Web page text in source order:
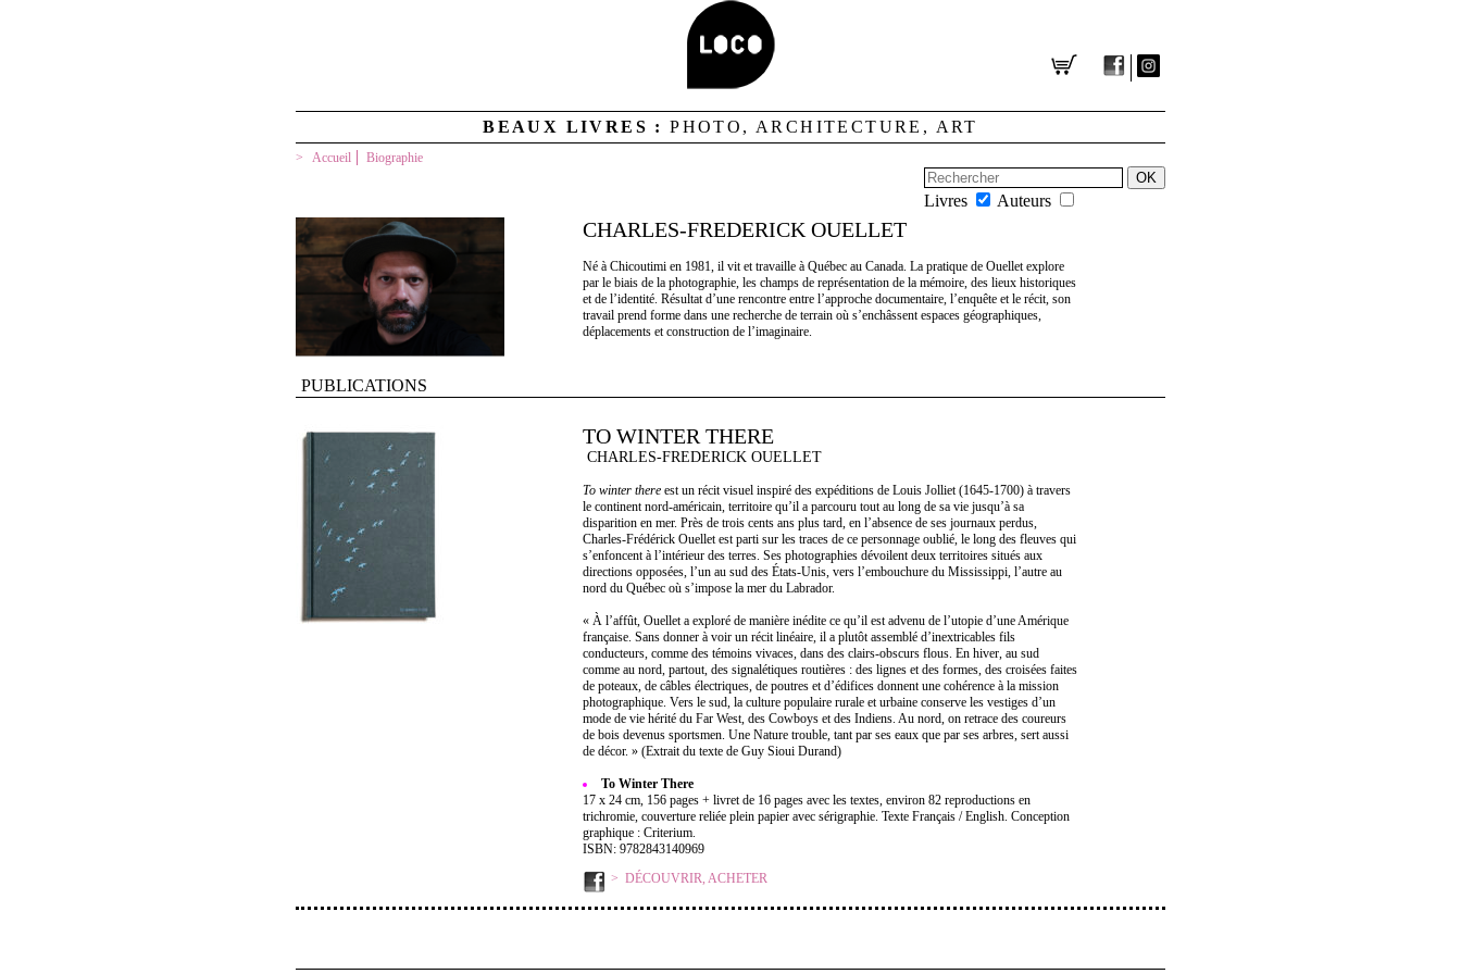
BEAUX LIVRES :PHOTO, ARCHITECTURE, ART
Accueil Biographie
Livres Auteurs
CHARLES-FREDERICK OUELLET
Né à Chicoutimi en 1981, il vit et travaille à Québec au Canada. La pratique de Ouellet explore
par le biais de la photographie, les champs de représentation de la mémoire, des lieux historiques
et de l’identité. Résultat d’une rencontre entre l’approche documentaire, l’enquête et le récit, son
travail prend forme dans une recherche de terrain où s’enchâssent espaces géographiques,
déplacements et construction de l’imaginaire.
PUBLICATIONS
TO WINTER THERE
CHARLES-FREDERICK OUELLET
To winter there est un récit visuel inspiré des expéditions de Louis Jolliet (1645-1700) à travers
le continent nord-américain, territoire qu’il a parcouru tout au long de sa vie jusqu’à sa
disparition en mer. Près de trois cents ans plus tard, en l’absence de ses journaux perdus,
Charles-Frédérick Ouellet est parti sur les traces de ce personnage oublié, le long des fleuves qui
s’enfoncent à l’intérieur des terres. Ses photographies dévoilent deux territoires situés aux
directions opposées, l’un au sud des États-Unis, vers l’embouchure du Mississippi, l’autre au
nord du Québec où s’impose la mer du Labrador.
« À l’affût, Ouellet a exploré de manière inédite ce qu’il est advenu de l’utopie d’une Amérique
française. Sans donner à voir un récit linéaire, il a plutôt assemblé d’inextricables fils
conducteurs, comme des témoins vivaces, dans des clairs-obscurs flous. En hiver, au sud
comme au nord, partout, des signalétiques routières : des lignes et des formes, des croisées faites
de poteaux, de câbles électriques, de poutres et d’édifices donnent une cohérence à la mission
photographique. Vers le sud, la culture populaire rurale et urbaine conserve les vestiges d’un
mode de vie hérité du Far West, des Cowboys et des Indiens. Au nord, on retrace des coureurs
de bois devenus sportsmen. Une Nature trouble, tant par ses eaux que par ses arbres, sert aussi
de décor. » (Extrait du texte de Guy Sioui Durand)
To Winter There
17 x 24 cm, 156 pages + livret de 16 pages avec les textes, environ 82 reproductions en
trichromie, couverture reliée plein papier avec sérigraphie. Texte Français / English. Conception
graphique : Criterium.
ISBN: 9782843140969
DÉCOUVRIR, ACHETER